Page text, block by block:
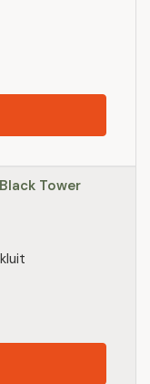
Tower